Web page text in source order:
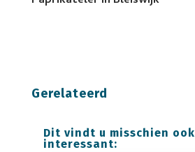
Gerelateerd
Dit vindt u misschien ook
interessant: